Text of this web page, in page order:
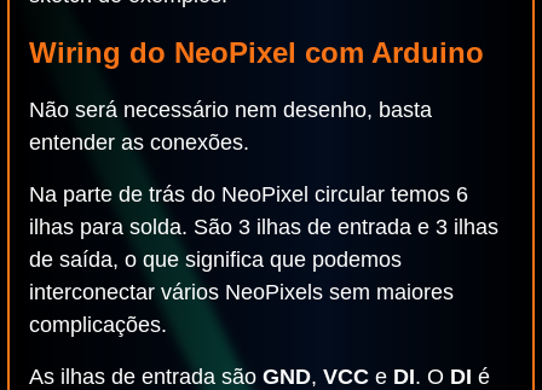
Wiring do NeoPixel com Arduino
Não será necessário nem desenho, basta
entender as conexões.
Na parte de trás do NeoPixel circular temos 6
ilhas para solda. São 3 ilhas de entrada e 3 ilhas
de saída, o que significa que podemos
interconectar vários NeoPixels sem maiores
complicações.
As ilhas de entrada são GND, VCC e DI. O DI é